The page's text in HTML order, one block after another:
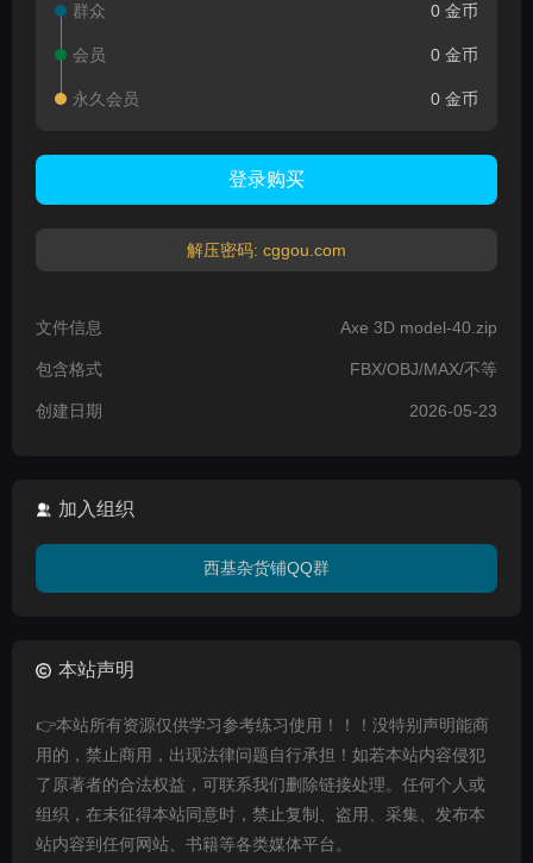
群众 0 金币
会员 0 金币
永久会员 0 金币
登录购买
解压密码: cggou.com
文件信息 Axe 3D model-40.zip
包含格式 FBX/OBJ/MAX/不等
创建日期 2026-05-23
加入组织
西基杂货铺QQ群
本站声明
👉本站所有资源仅供学习参考练习使用！！！没特别声明能商
用的，禁止商用，出现法律问题自行承担！如若本站内容侵犯
了原著者的合法权益，可联系我们删除链接处理。任何个人或
组织，在未征得本站同意时，禁止复制、盗用、采集、发布本
站内容到任何网站、书籍等各类媒体平台。